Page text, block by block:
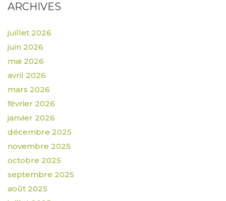
ARCHIVES
juillet 2026
juin 2026
mai 2026
avril 2026
mars 2026
février 2026
janvier 2026
décembre 2025
novembre 2025
octobre 2025
septembre 2025
août 2025